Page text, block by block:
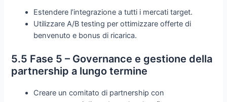
Estendere l’integrazione a tutti i mercati target.
Utilizzare A/B testing per ottimizzare offerte di
benvenuto e bonus di ricarica.
5.5 Fase 5 – Governance e gestione della
partnership a lungo termine
Creare un comitato di partnership con